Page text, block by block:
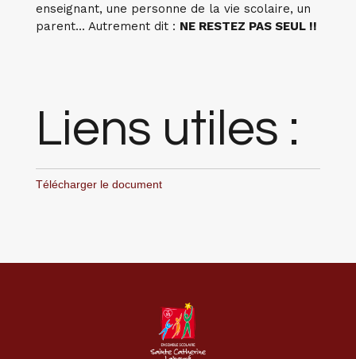
enseignant, une personne de la vie scolaire, un
parent... Autrement dit : NE RESTEZ PAS SEUL !!
Liens utiles :
Télécharger le document